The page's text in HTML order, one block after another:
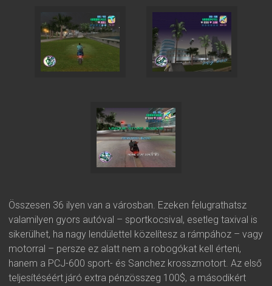
Összesen 36 ilyen van a városban. Ezeken felugrathatsz
valamilyen gyors autóval – sportkocsival, esetleg taxival is
sikerülhet, ha nagy lendülettel közelítesz a rámpához – vagy
motorral – persze ez alatt nem a robogókat kell érteni,
hanem a PCJ-600 sport- és Sanchez krosszmotort. Az első
teljesítéséért járó extra pénzösszeg 100$, a másodikért